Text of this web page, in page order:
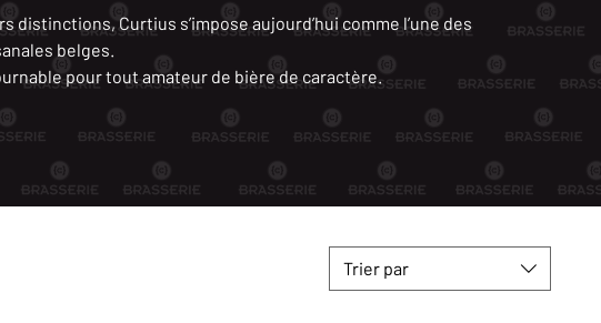
distinctions, Curtius s’impose aujourd’hui comme l’une des
belges.
pour tout amateur de bière de caractère.
Trier par